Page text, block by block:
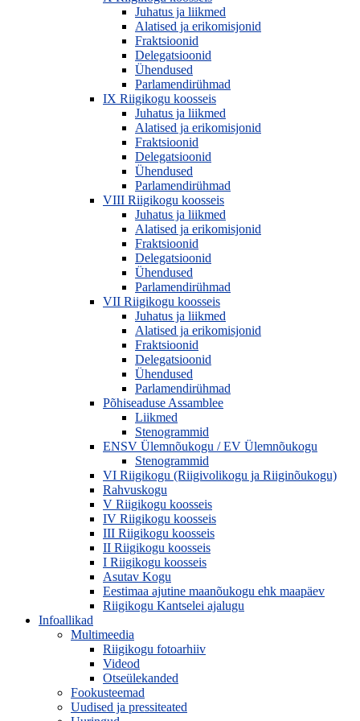
Juhatus ja liikmed
Alatised ja erikomisjonid
Fraktsioonid
Delegatsioonid
Ühendused
Parlamendirühmad
IX Riigikogu koosseis
Juhatus ja liikmed
Alatised ja erikomisjonid
Fraktsioonid
Delegatsioonid
Ühendused
Parlamendirühmad
VIII Riigikogu koosseis
Juhatus ja liikmed
Alatised ja erikomisjonid
Fraktsioonid
Delegatsioonid
Ühendused
Parlamendirühmad
VII Riigikogu koosseis
Juhatus ja liikmed
Alatised ja erikomisjonid
Fraktsioonid
Delegatsioonid
Ühendused
Parlamendirühmad
Põhiseaduse Assamblee
Liikmed
Stenogrammid
ENSV Ülemnõukogu / EV Ülemnõukogu
Stenogrammid
VI Riigikogu (Riigivolikogu ja Riiginõukogu)
Rahvuskogu
V Riigikogu koosseis
IV Riigikogu koosseis
III Riigikogu koosseis
II Riigikogu koosseis
I Riigikogu koosseis
Asutav Kogu
Eestimaa ajutine maanõukogu ehk maapäev
Riigikogu Kantselei ajalugu
Infoallikad
Multimeedia
Riigikogu fotoarhiiv
Videod
Otseülekanded
Fookusteemad
Uudised ja pressiteated